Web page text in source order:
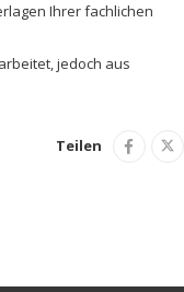
Ihrer fachlichen
jedoch aus
Teilen